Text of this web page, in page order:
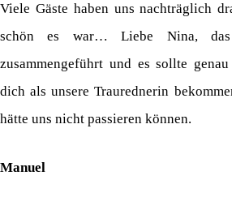
Viele Gäste haben uns nachträglich
schön es war… Liebe Nina,
zusammengeführt und es sollte
dich als unsere Traurednerin
hätte uns nicht passieren können.
Manuel